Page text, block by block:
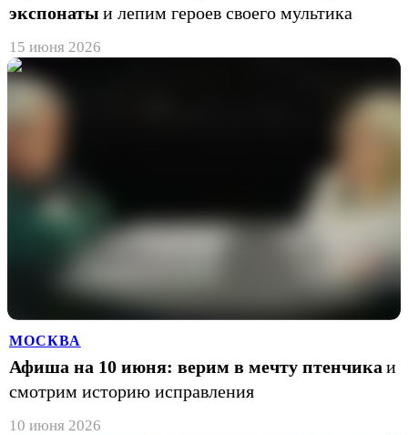
экспонаты и лепим героев своего мультика
15 июня 2026
МОСКВА
Афиша на 10 июня: верим в мечту птенчика и
смотрим историю исправления
10 июня 2026